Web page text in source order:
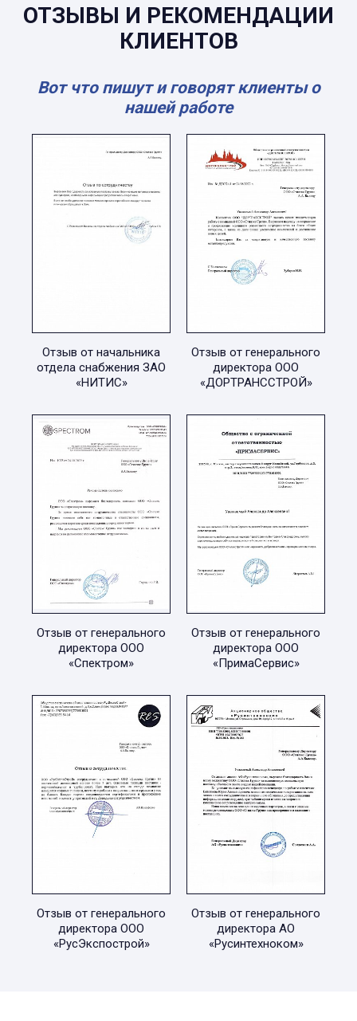
ОТЗЫВЫ И РЕКОМЕНДАЦИИ
КЛИЕНТОВ
Вот что пишут и говорят клиенты о
нашей работе
Отзыв от начальника
отдела снабжения ЗАО
«НИТИС»
Отзыв от генерального
директора ООО
«ДОРТРАНССТРОЙ»
Отзыв от генерального
директора ООО
«Спектром»
Отзыв от генерального
директора ООО
«ПримаСервис»
Отзыв от генерального
директора ООО
«РусЭкспострой»
Отзыв от генерального
директора АО
«Русинтехноком»